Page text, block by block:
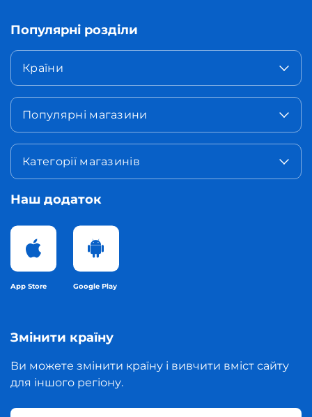
Популярні розділи
Країни
Популярні магазини
Категорії магазинів
Наш додаток
App Store Google Play
Змінити країну
Ви можете змінити країну і вивчити вміст сайту
для іншого регіону.